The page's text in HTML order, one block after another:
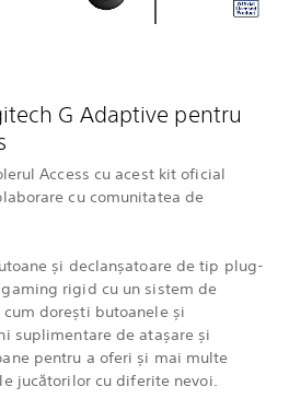
G Adaptive pentru
Access cu acest kit oficial
cu comunitatea de
și declanșatoare de tip plug-
rigid cu un sistem de
dorești butoanele și
suplimentare de atașare și
pentru a oferi și mai multe
jucătorilor cu diferite nevoi.